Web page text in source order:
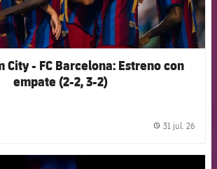
City - FC Barcelona: Estreno con
empate (2-2, 3-2)
31 jul. 26
FCB Barcelona badge